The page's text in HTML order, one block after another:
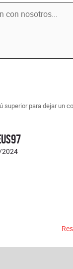
superior para dejar un
2024